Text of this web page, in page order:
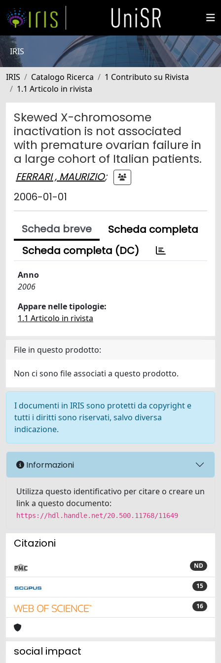
IRIS
IRIS Catalogo Ricerca
1 Contributo su Rivista
1.1 Articolo in rivista
Skewed X-chromosome
inactivation is not associated
with premature ovarian failure in
a large cohort of Italian patients.
FERRARI , MAURIZIO;
2006-01-01
Scheda breve
Scheda completa
Scheda completa (DC)
Anno
2006
Appare nelle tipologie:
1.1 Articolo in rivista
File in questo prodotto:
Non ci sono file associati a questo prodotto.
I documenti in IRIS sono protetti da copyright e
tutti i diritti sono riservati, salvo diversa
indicazione.
Informazioni
Utilizza questo identificativo per citare o creare un
link a questo documento:
https://hdl.handle.net/20.500.11768/11649
Citazioni
ND
15
16
social impact